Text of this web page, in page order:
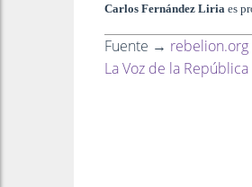
Carlos Fernández Liria es
Fuente → rebelion.org
La Voz de la